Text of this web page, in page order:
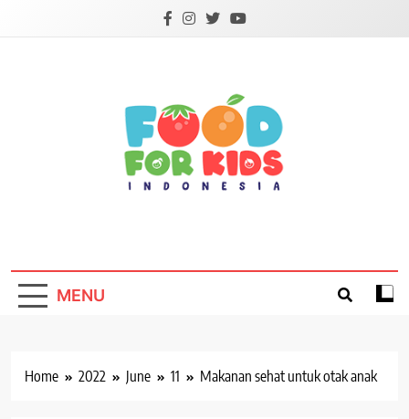
MENU
Home 2022 June 11 Makanan sehat untuk otak anak